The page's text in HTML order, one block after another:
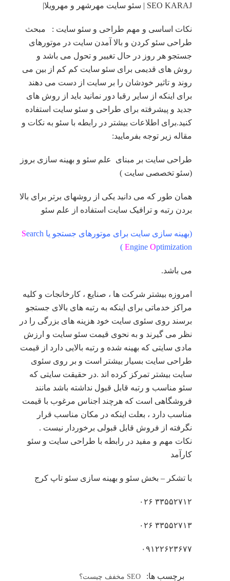
SEO KARAJ | سئو سایت مهرشهر و مهرویلا|
نکات اساسی و مهم طراحی و سئو سایت : مبحث
طراحی سئو کردن و بالا آمدن سایت در موتورهای
جستجو هر روز در حال تغییر و تحول می باشد و
روش های قدیمی برای سئو سایت کم کم از بین می
روند و تاثیر خودشان را بر سایت از دست می دهند
برای اینکه از سایر رقبا دور نمانید باید از روش های
جدید و پیشرفته برای طراحی و سئو سایت استفاده
کنید.برای اطلاعات بیشتر در رابطه با سئو به نکات و
مقاله زیر توجه بفرمایید:
طراحی سایت بر مبنای علم سئو و بهینه سازی بروز
(سئو تخصصی سایت )
همان طور که می دانید یکی از روشهای برتر برای بالا
بردن رتبه و ترافیک سایت استفاده از علم سئو
(بهینه سازی سایت برای موتورهای جستجو یا Search
EngineOptimization )
می باشد.
امروزه بیشتر شرکت ها ، صنایع ، کارخانجات و کلیه
مراکز خدماتی برای اینکه به رتبه های بالای جستجو
برسند روی سئوی سایت خود هزینه های بزرگی را در
نظر می گیرند و به نحوی قیمت سئو سایت و ارزش
مادی سایتی که بهینه شده و رتبه بالایی دارد از قیمت
طراحی سایت بسیار بیشتر است و بر روی سئوی
سایت بیشتر تمرکز کرده اند .در حقیقت سایتی که
سئو مناسب و رتبه قابل قبول نداشته باشد مانند
فروشگاهی است که هرچند اجناس مرغوب با قیمت
مناسب دارد ، بعلت اینکه در مکان مناسب قرار
نگرفته از فروش قابل قبولی برخوردار نیست .
نکات مهم و مفید در رابطه با طراحی سایت و سئو
کارآمد
با تشکر – بخش سئو و بهینه سازی سئو تاپ کرج
۳۳۵۵۲۷۱۲ ۰۲۶
۳۳۵۵۲۷۱۳ ۰۲۶
۰۹۱۲۲۶۲۳۶۷۷
برچسب ها: SEO مخفف چیست؟